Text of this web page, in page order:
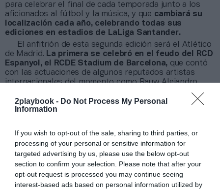
2playbook - Do Not Process My Personal
Information
If you wish to opt-out of the sale, sharing to third parties, or
processing of your personal or sensitive information for
targeted advertising by us, please use the below opt-out
section to confirm your selection. Please note that after your
opt-out request is processed you may continue seeing
interest-based ads based on personal information utilized by
para celebrar el final de cada temporada junto a los
aficionados al fútbol y la música, y que cambiará su
localización cada año, celebrando todas sus
ediciones en estadios de LaLiga Santander.
El anfitrión de esta segunda edición será el Atlético
de Madrid. La primera se celebró en el feudo del RCD
Espanyol, el RCDE Stadium de Barcelona, que contó
con las actuaciones de algunos reputados artistas
internacionales del momento como Rauw Alejandro,
Bizarrap, María Becerra, Steve Aoki y Juan Magán.
Todos elloscongregaron más de 23.000 personasen
showde más de seis horas de duración. La venta de
Añadir2Playbookcomo fuente preferida de Google
de forma gratuita
Mantente informado con las últimas noticias de actualidad.
ACTIVAR AHORA